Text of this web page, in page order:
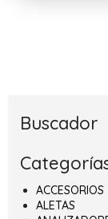
Buscador
ACCESORIOS
ALETAS